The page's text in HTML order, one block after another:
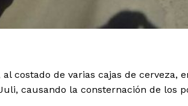
costado de varias cajas de cerveza,
causando la consternación de los